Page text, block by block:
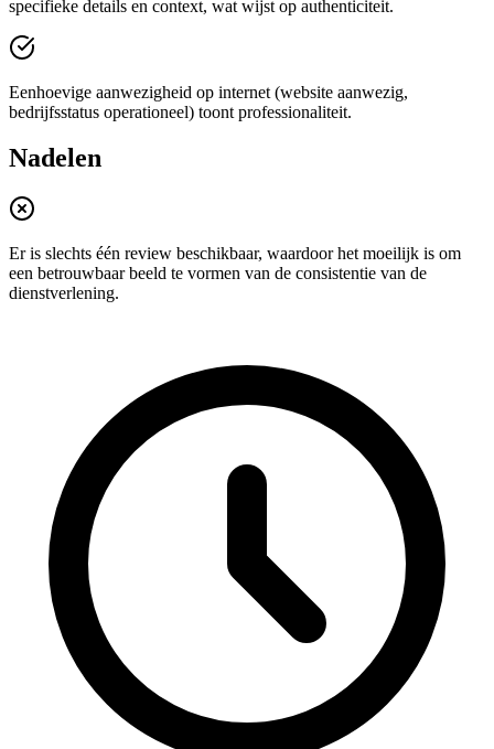
specifieke details en context, wat wijst op authenticiteit.
Eenhoevige aanwezigheid op internet (website aanwezig,
bedrijfsstatus operationeel) toont professionaliteit.
Nadelen
Er is slechts één review beschikbaar, waardoor het moeilijk is om
een betrouwbaar beeld te vormen van de consistentie van de
dienstverlening.